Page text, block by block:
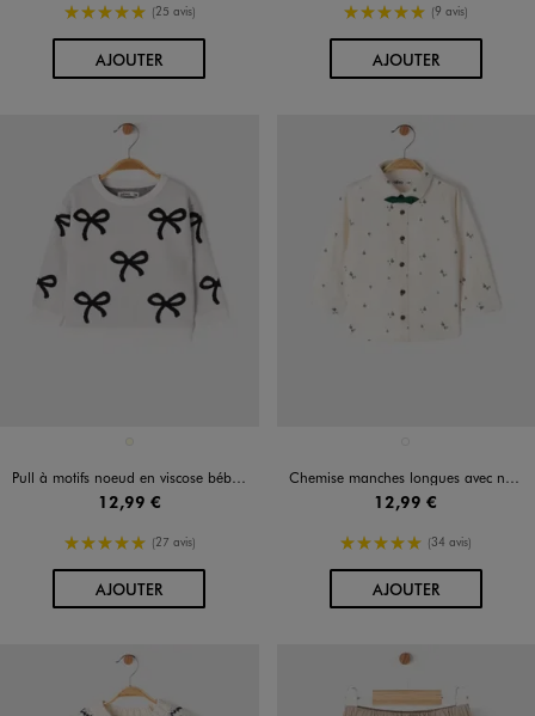
5/5 de moyenne
(25 avis)
AJOUTERAU PANIER
5/5 de moyenne
(9 avis)
AJOUTERAU PANIER
Pull à motifs noeud en viscose bébé fille
12,99 €
5/5 de moyenne
(27 avis)
AJOUTERAU PANIER
Chemise manches longues avec nœud papillon bébé garçon
12,99 €
5/5 de moyenne
(34 avis)
AJOUTERAU PANIER